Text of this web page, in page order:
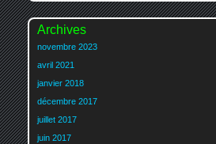
Archives
novembre 2023
avril 2021
janvier 2018
décembre 2017
juillet 2017
juin 2017